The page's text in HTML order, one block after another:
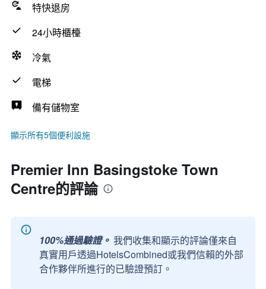
特快退房
24小時櫃檯
冷氣
電梯
備有儲物室
顯示所有5個便利設施
Premier Inn Basingstoke Town
Centre的評論
100%通過驗證。 我們收集和顯示的評論僅來自
真實用戶透過HotelsCombined或我們信賴的外部
合作夥伴所進行的已驗證預訂。